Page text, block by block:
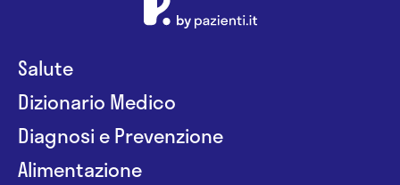
Salute
Dizionario Medico
Diagnosi e Prevenzione
Alimentazione